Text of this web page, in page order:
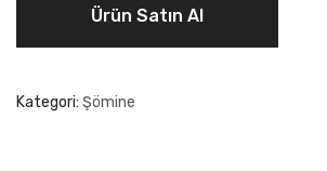
Ürün Satın Al
Kategori: Şömine